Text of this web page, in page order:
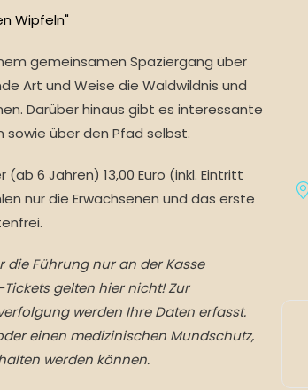
gemeinsamen Spaziergang über
Art und Weise die Waldwildnis und
Darüber hinaus gibt es interessante
sowie über den Pfad selbst.
(ab 6 Jahren) 13,00 Euro (inkl. Eintritt
nur die Erwachsenen und das erste
die Führung nur an der Kasse
gelten hier nicht! Zur
werden Ihre Daten erfasst.
einen medizinischen Mundschutz,
werden können.